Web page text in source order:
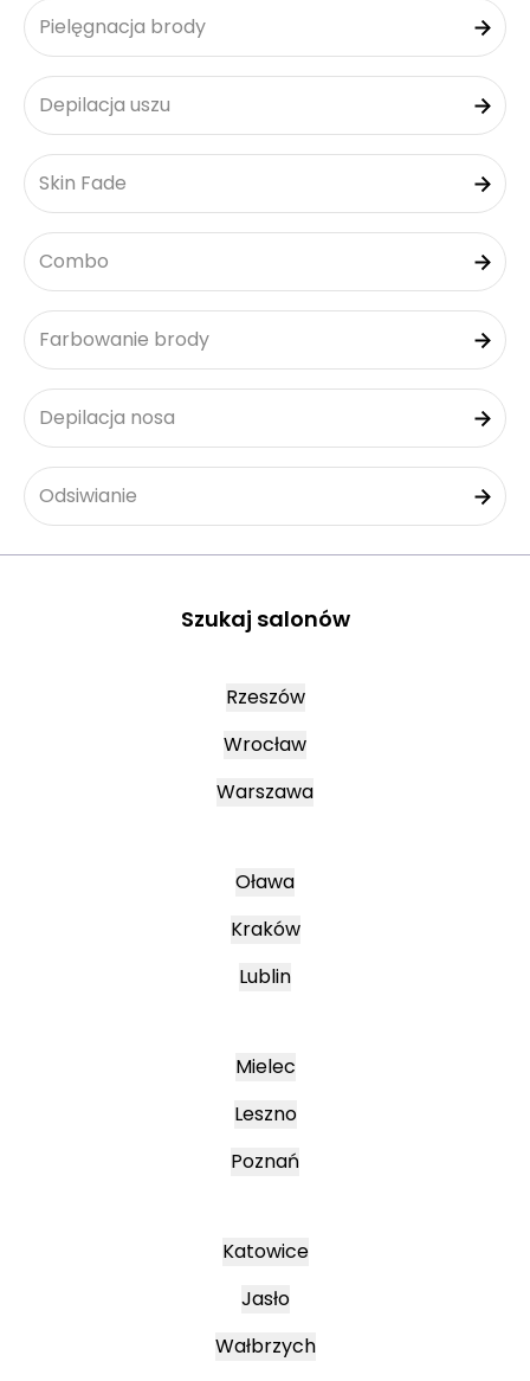
Pielęgnacja brody
Depilacja uszu
Skin Fade
Combo
Farbowanie brody
Depilacja nosa
Odsiwianie
Szukaj salonów
Rzeszów
Wrocław
Warszawa
Oława
Kraków
Lublin
Mielec
Leszno
Poznań
Katowice
Jasło
Wałbrzych